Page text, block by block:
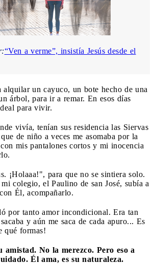
“Ven a verme”, insistía Jesús desde el
alquilar un cayuco, un bote hecho de una
árbol, para ir a remar. En esos días
para vivir.
vivía, tenían sus residencia las Siervas
de niño a veces me asomaba por la
mis pantalones cortos y mi inocencia
¡Holaaa!", para que no se sintiera solo.
colegio, el Paulino de san José, subía a
Él, acompañarlo.
por tanto amor incondicional. Era tan
y aún me saca de cada apuro... Es
qué formas!
amistad. No la merezco. Pero eso a
Él ama, es su naturaleza.